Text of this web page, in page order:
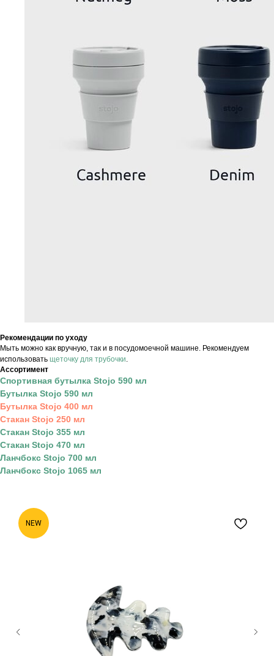
Рекомендации по уходу
Мыть можно как вручную, так и в посудомоечной машине. Рекомендуем
использовать щеточку для трубочки.
Ассортимент
Спортивная бутылка Stojo 590 мл
Бутылка Stojo 590 мл
Бутылка Stojo 400 мл
Стакан Stojo 250 мл
Стакан Stojo 355 мл
Стакан Stojo 470 мл
Ланчбокс Stojo 700 мл
Ланчбокс Stojo 1065 мл
NEW